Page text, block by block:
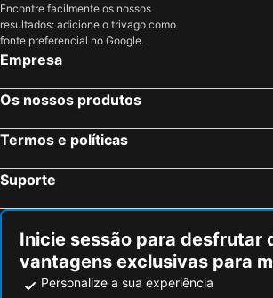
Engel
Residence Hotel
Hotel Schatzmann
Gästehaus Gutenberg - Self-Check-in
Hotel
Schweizerhof
Encontre facilmente os nossos
resultados: adicione o trivago como
fonte preferencial no Google.
Empresa
Os nossos produtos
Termos e políticas
Suporte
Inicie sessão para desfrutar
vantagens exclusivas para
Personalize a sua experiência